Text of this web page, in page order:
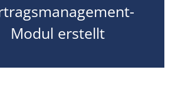
Modul erstellt